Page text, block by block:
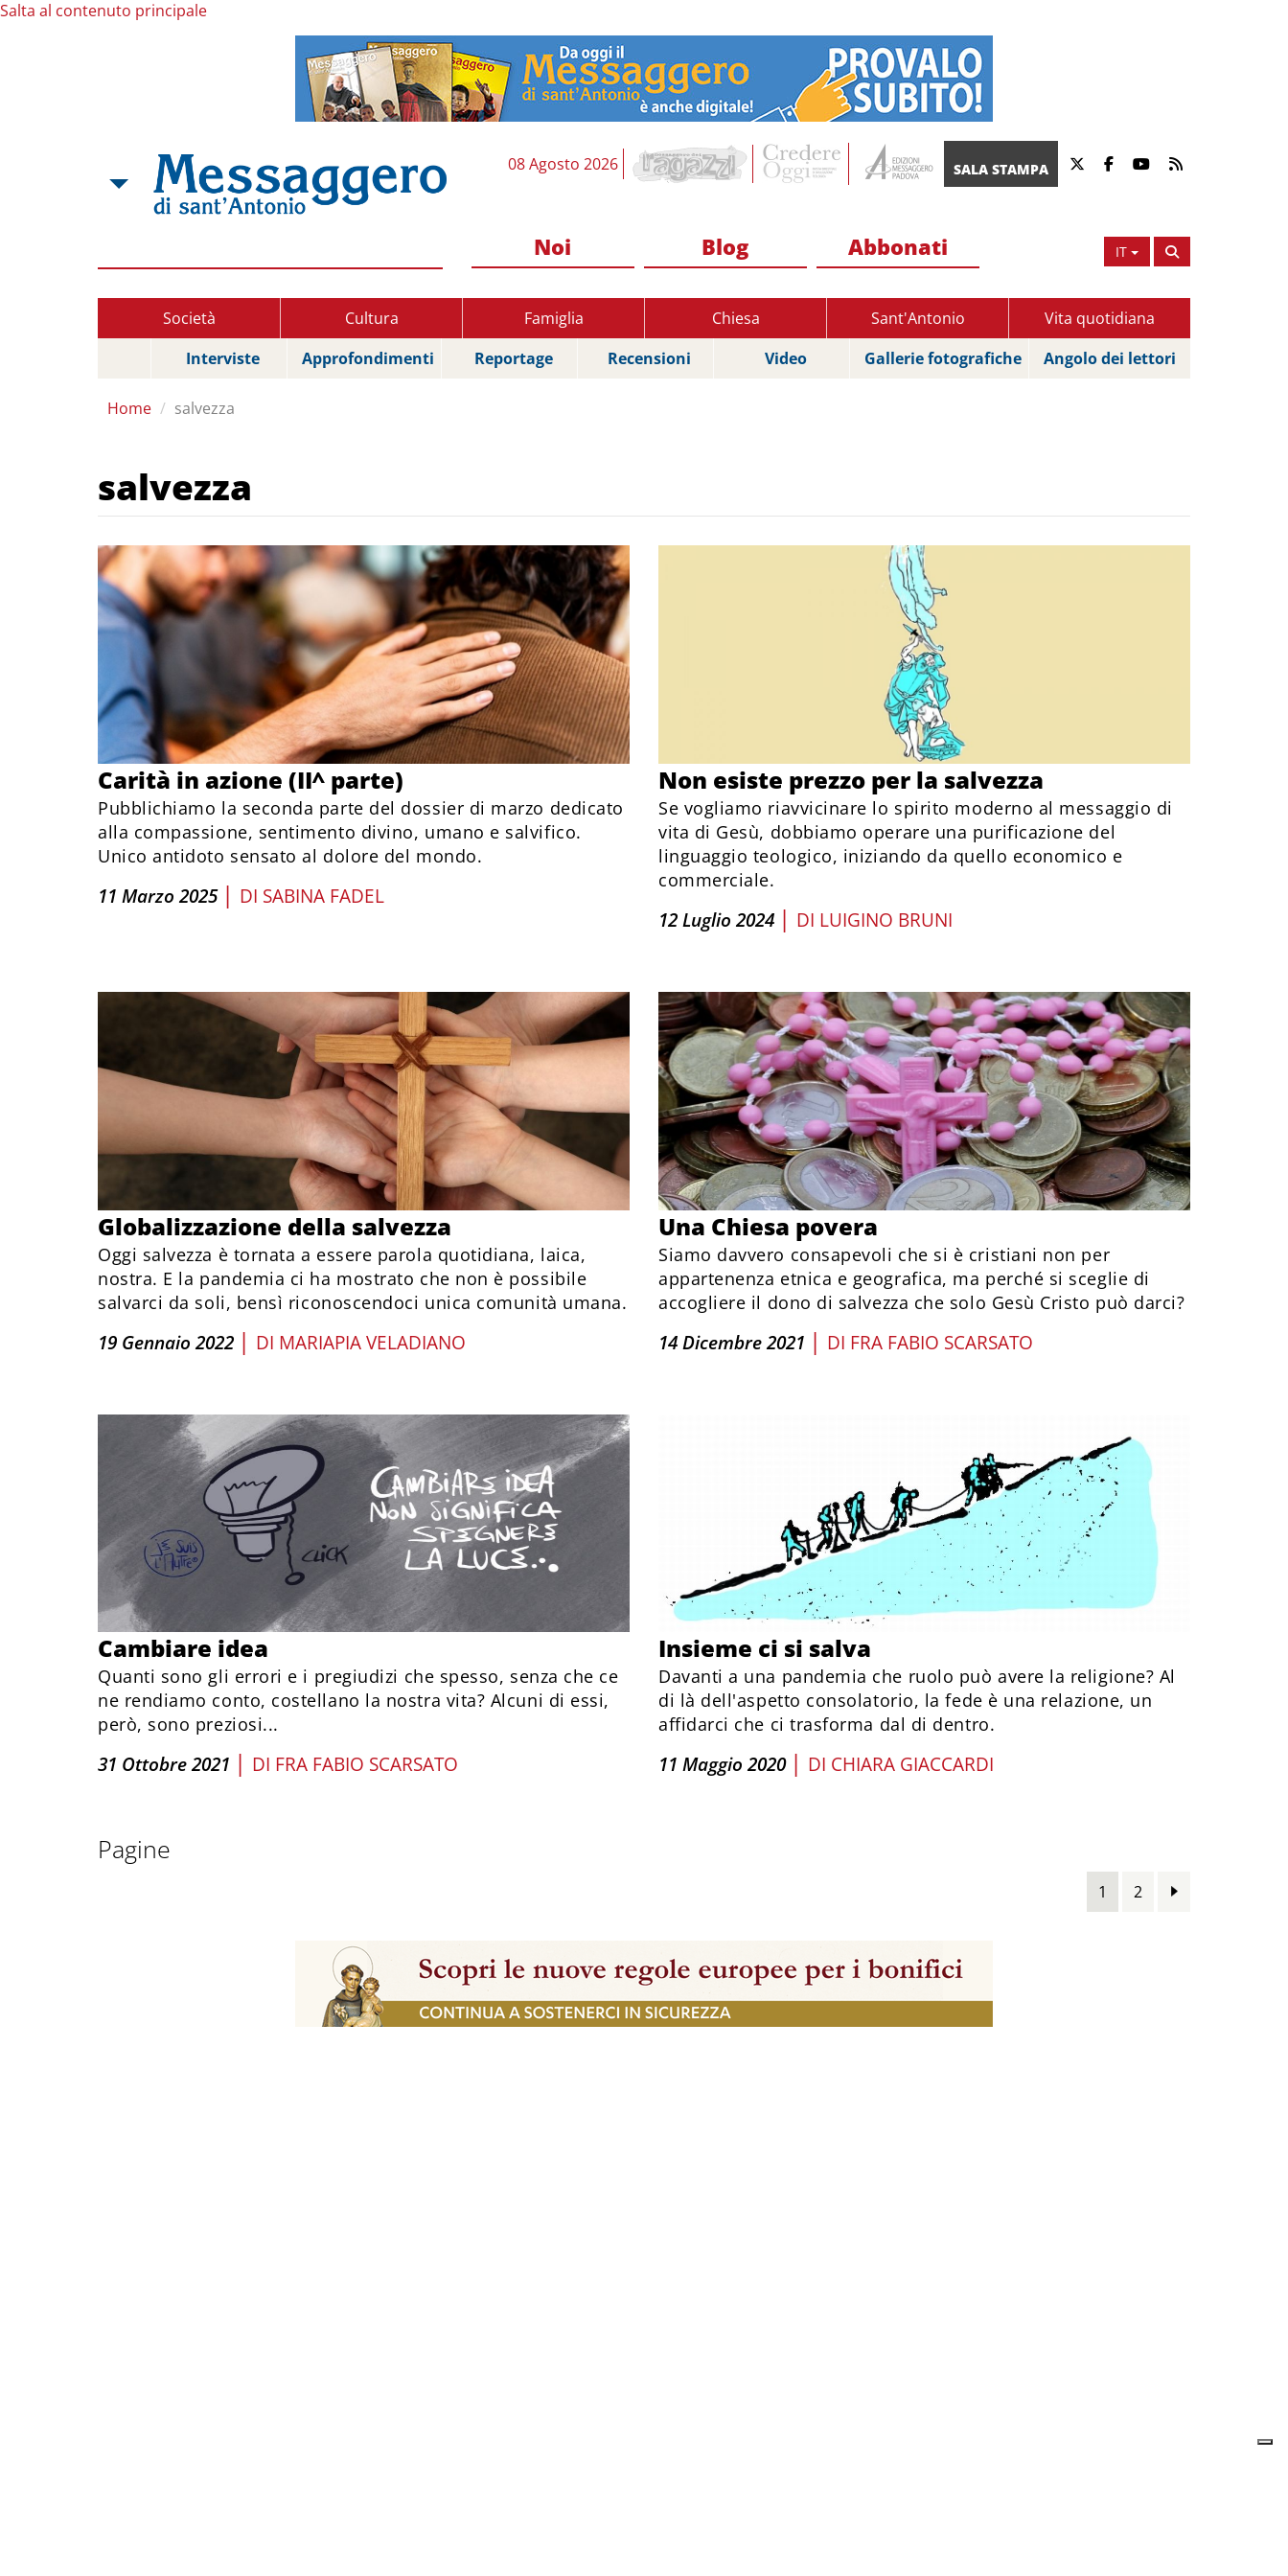
Salta al contenuto principale
08 Agosto 2026 SALA STAMPA
IT
Noi Blog Abbonati
Società Cultura Famiglia Chiesa Sant'Antonio
Vita quotidiana
Interviste
Approfondimenti Reportage Recensioni Video Gallerie fotografiche Angolo dei lettori
Home salvezza
salvezza
Carità in azione (II^ parte)
Pubblichiamo la seconda parte del dossier di marzo dedicato
alla compassione, sentimento divino, umano e salvifico.
Unico antidoto sensato al dolore del mondo.
11 Marzo 2025 | DI SABINA FADEL
Non esiste prezzo per la salvezza
Se vogliamo riavvicinare lo spirito moderno al messaggio di
vita di Gesù, dobbiamo operare una purificazione del
linguaggio teologico, iniziando da quello economico e
commerciale.
12 Luglio 2024 | DI LUIGINO BRUNI
Globalizzazione della salvezza
Oggi salvezza è tornata a essere parola quotidiana, laica,
nostra. E la pandemia ci ha mostrato che non è possibile
salvarci da soli, bensì riconoscendoci unica comunità umana.
19 Gennaio 2022 | DI MARIAPIA VELADIANO
Una Chiesa povera
Siamo davvero consapevoli che si è cristiani non per
appartenenza etnica e geografica, ma perché si sceglie di
accogliere il dono di salvezza che solo Gesù Cristo può darci?
14 Dicembre 2021 | DI FRA FABIO SCARSATO
Cambiare idea
Quanti sono gli errori e i pregiudizi che spesso, senza che ce
ne rendiamo conto, costellano la nostra vita? Alcuni di essi,
però, sono preziosi...
31 Ottobre 2021 | DI FRA FABIO SCARSATO
Insieme ci si salva
Davanti a una pandemia che ruolo può avere la religione? Al
di là dell'aspetto consolatorio, la fede è una relazione, un
affidarci che ci trasforma dal di dentro.
11 Maggio 2020 | DI CHIARA GIACCARDI
Pagine
1 2